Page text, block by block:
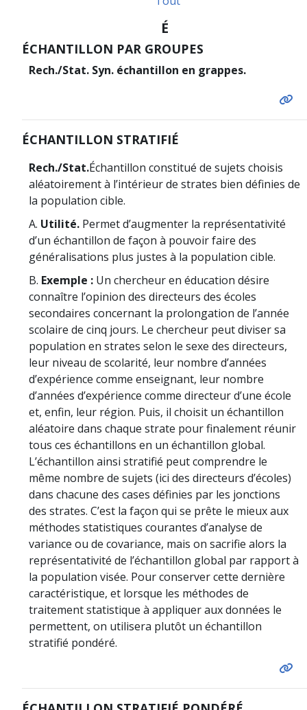
É
ÉCHANTILLON PAR GROUPES
Rech./Stat. Syn. échantillon en grappes.
ÉCHANTILLON STRATIFIÉ
Rech./Stat.Échantillon constitué de sujets choisis
aléatoirement à l’intérieur de strates bien définies de
la population cible.
A. Utilité. Permet d’augmenter la représentativité
d’un échantillon de façon à pouvoir faire des
généralisations plus justes à la population cible.
B. Exemple : Un chercheur en éducation désire
connaître l’opinion des directeurs des écoles
secondaires concernant la prolongation de l’année
scolaire de cinq jours. Le chercheur peut diviser sa
population en strates selon le sexe des directeurs,
leur niveau de scolarité, leur nombre d’années
d’expérience comme enseignant, leur nombre
d’années d’expérience comme directeur d’une école
et, enfin, leur région. Puis, il choisit un échantillon
aléatoire dans chaque strate pour finalement réunir
tous ces échantillons en un échantillon global.
L’échantillon ainsi stratifié peut comprendre le
même nombre de sujets (ici des directeurs d’écoles)
dans chacune des cases définies par les jonctions
des strates. C’est la façon qui se prête le mieux aux
méthodes statistiques courantes d’analyse de
variance ou de covariance, mais on sacrifie alors la
représentativité de l’échantillon global par rapport à
la population visée. Pour conserver cette dernière
caractéristique, et lorsque les méthodes de
traitement statistique à appliquer aux données le
permettent, on utilisera plutôt un échantillon
stratifié pondéré.